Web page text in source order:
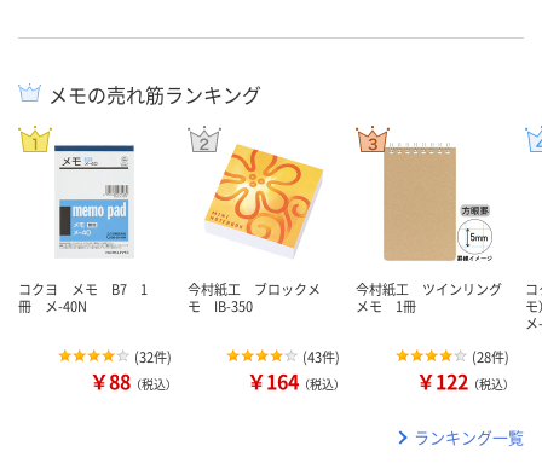
メモの売れ筋ランキング
コクヨ メモ B7 1
冊 メ-40N
(32件)
￥88 （税込）
今村紙工 ブロックメ
モ IB-350
(43件)
￥164 （税込）
今村紙工 ツインリング
メモ 1冊
(28件)
￥122 （税込）
ランキング一覧